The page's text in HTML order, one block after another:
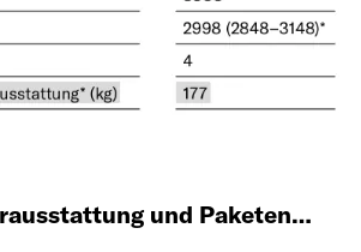
und Paketen…
(kg)*